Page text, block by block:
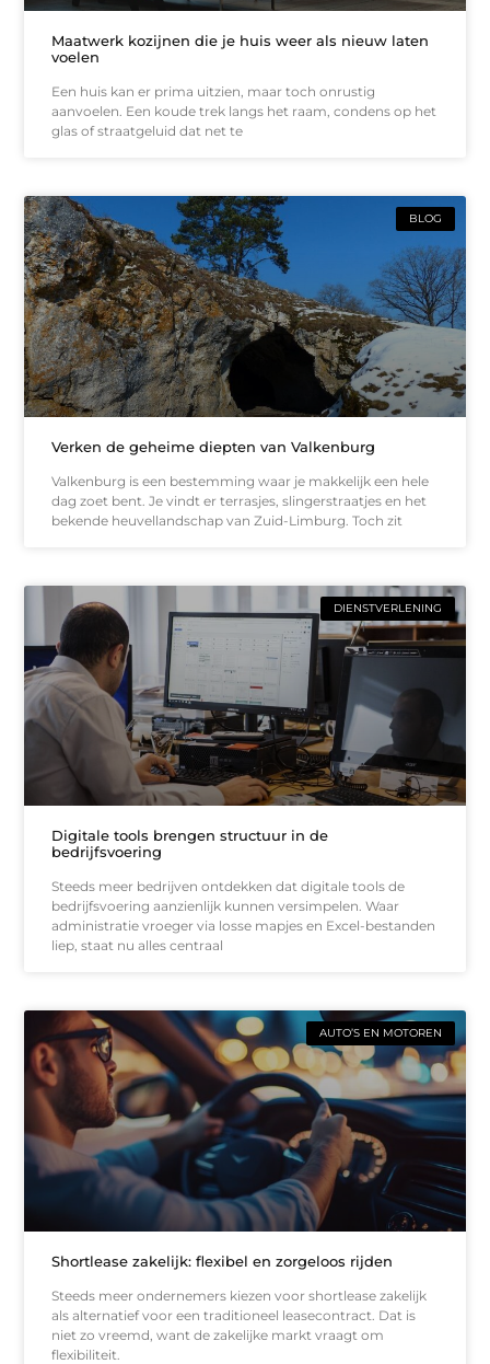
Maatwerk kozijnen die je huis weer als nieuw laten
voelen
Een huis kan er prima uitzien, maar toch onrustig
aanvoelen. Een koude trek langs het raam, condens op het
glas of straatgeluid dat net te
BLOG
Verken de geheime diepten van Valkenburg
Valkenburg is een bestemming waar je makkelijk een hele
dag zoet bent. Je vindt er terrasjes, slingerstraatjes en het
bekende heuvellandschap van Zuid-Limburg. Toch zit
DIENSTVERLENING
Digitale tools brengen structuur in de
bedrijfsvoering
Steeds meer bedrijven ontdekken dat digitale tools de
bedrijfsvoering aanzienlijk kunnen versimpelen. Waar
administratie vroeger via losse mapjes en Excel-bestanden
liep, staat nu alles centraal
AUTO’S EN MOTOREN
Shortlease zakelijk: flexibel en zorgeloos rijden
Steeds meer ondernemers kiezen voor shortlease zakelijk
als alternatief voor een traditioneel leasecontract. Dat is
niet zo vreemd, want de zakelijke markt vraagt om
flexibiliteit.